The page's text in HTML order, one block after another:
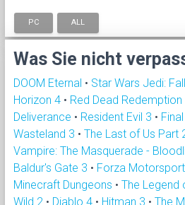
PC ALL
Was Sie nicht
DOOM Eternal • Star Wars Jedi:
Horizon 4 • Red Dead Redemption
Deliverance • Resident Evil 3 •
Wasteland 3 • The Last of Us Part
Vampire: The Masquerade -
Baldur's Gate 3 • Forza
Minecraft Dungeons • The Legend
Wild 2 • Diablo 4 • Hitman 3 • The